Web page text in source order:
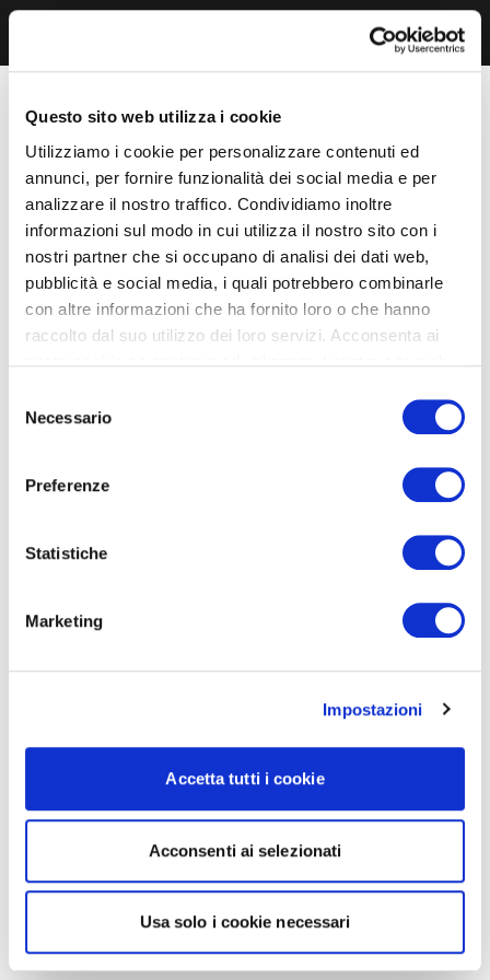
Questo sito web utilizza i cookie
Utilizziamo i cookie per personalizzare contenuti ed
annunci, per fornire funzionalità dei social media e per
analizzare il nostro traffico. Condividiamo inoltre
informazioni sul modo in cui utilizza il nostro sito con i
nostri partner che si occupano di analisi dei dati web,
pubblicità e social media, i quali potrebbero combinarle
con altre informazioni che ha fornito loro o che hanno
raccolto dal suo utilizzo dei loro servizi. Acconsenta ai
delNecessario
Preferenze
Statistiche
Marketing
Impostazioni
Accetta tutti i cookie
Acconsenti ai selezionati
Usa solo i cookie necessari